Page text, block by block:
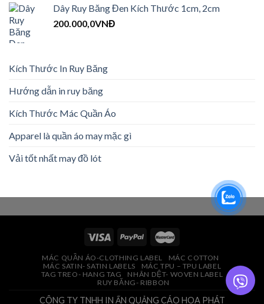
Dây Ruy Băng Đen Kích Thước 1cm, 2cm
200.000,0VNĐ
Kích Thước In Ruy Băng
Hướng dẫn in ruy băng
Kích Thước Mác Quần Áo
Apparel là quần áo may mặc gì
Vải tốt nhất may đồ lót
MÁC QUẦN ÁO-CLOTHING LABEL
MÁC COTTON
MÁC SATIN- SATIN LABELS
MÁC TPU – TPU LABEL
TAG TREO- HANG TAG
NHÃN DỆT- WOVEN LABEL
RUY BĂNG- RIBBON
CÔNG TY TNHH IN ẤN QUẢNG CÁO HOA PHÁT